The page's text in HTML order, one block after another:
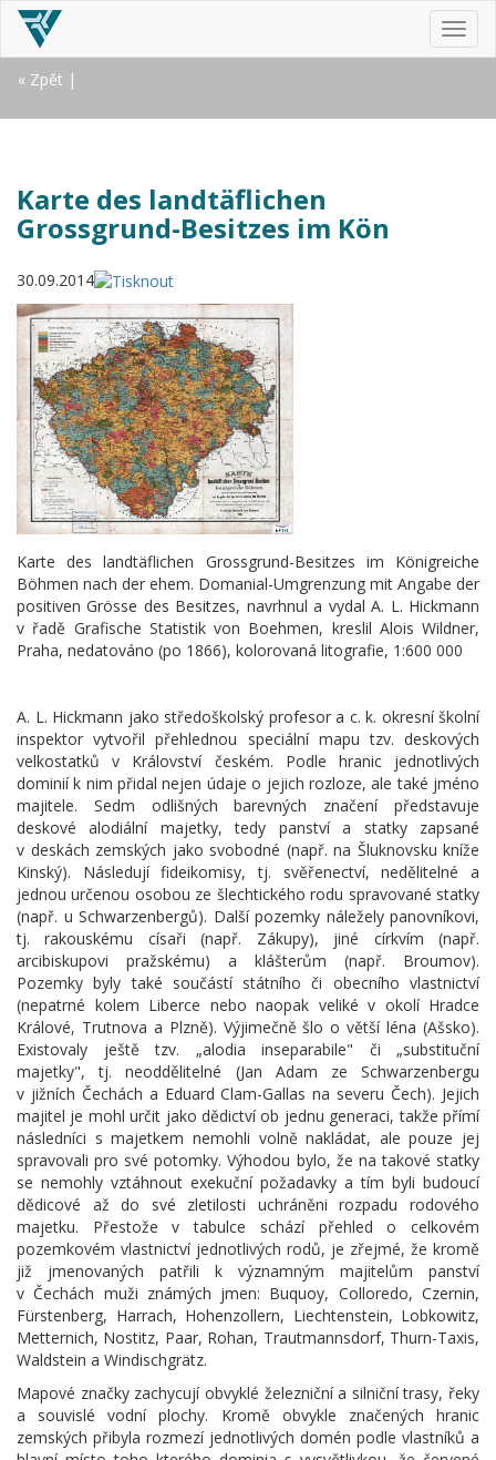
« Zpět |
Karte des landtäflichen
Grossgrund-Besitzes im Kön
30.09.2014
Karte des landtäflichen Grossgrund-Besitzes im Königreiche
Böhmen nach der ehem. Domanial-Umgrenzung mit Angabe der
positiven Grösse des Besitzes, navrhnul a vydal A. L. Hickmann
v řadě Grafische Statistik von Boehmen, kreslil Alois Wildner,
Praha, nedatováno (po 1866), kolorovaná litografie, 1:600 000
A. L. Hickmann jako středoškolský profesor a c. k. okresní školní
inspektor vytvořil přehlednou speciální mapu tzv. deskových
velkostatků v Království českém. Podle hranic jednotlivých
dominií k nim přidal nejen údaje o jejich rozloze, ale také jméno
majitele. Sedm odlišných barevných značení představuje
deskové alodiální majetky, tedy panství a statky zapsané
v deskách zemských jako svobodné (např. na Šluknovsku kníže
Kinský). Následují fideikomisy, tj. svěřenectví, nedělitelné a
jednou určenou osobou ze šlechtického rodu spravované statky
(např. u Schwarzenbergů). Další pozemky náležely panovníkovi,
tj. rakouskému císaři (např. Zákupy), jiné církvím (např.
arcibiskupovi pražskému) a klášterům (např. Broumov).
Pozemky byly také součástí státního či obecního vlastnictví
(nepatrné kolem Liberce nebo naopak veliké v okolí Hradce
Králové, Trutnova a Plzně). Výjimečně šlo o větší léna (Ašsko).
Existovaly ještě tzv. „alodia inseparabile" či „substituční
majetky", tj. neoddělitelné (Jan Adam ze Schwarzenbergu
v jižních Čechách a Eduard Clam-Gallas na severu Čech). Jejich
majitel je mohl určit jako dědictví ob jednu generaci, takže přímí
následníci s majetkem nemohli volně nakládat, ale pouze jej
spravovali pro své potomky. Výhodou bylo, že na takové statky
se nemohly vztáhnout exekuční požadavky a tím byli budoucí
dědicové až do své zletilosti uchráněni rozpadu rodového
majetku. Přestože v tabulce schází přehled o celkovém
pozemkovém vlastnictví jednotlivých rodů, je zřejmé, že kromě
již jmenovaných patřili k významným majitelům panství
v Čechách muži známých jmen: Buquoy, Colloredo, Czernin,
Fürstenberg, Harrach, Hohenzollern, Liechtenstein, Lobkowitz,
Metternich, Nostitz, Paar, Rohan, Trautmannsdorf, Thurn-Taxis,
Waldstein a Windischgrätz.
Mapové značky zachycují obvyklé železniční a silniční trasy, řeky
a souvislé vodní plochy. Kromě obvykle značených hranic
zemských přibyla rozmezí jednotlivých domén podle vlastníků a